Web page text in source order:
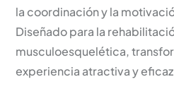
la coordinación y la
Diseñado para la
musculoesquelética,
experiencia atractiva y